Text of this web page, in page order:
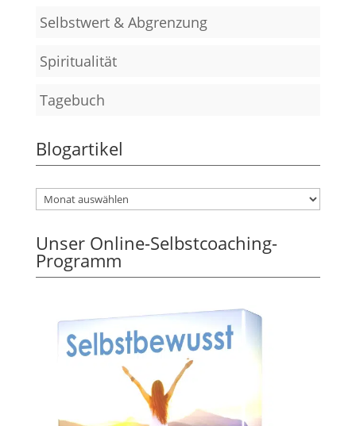
Selbstwert & Abgrenzung
Spiritualität
Tagebuch
Blogartikel
Unser Online-Selbstcoaching-
Programm